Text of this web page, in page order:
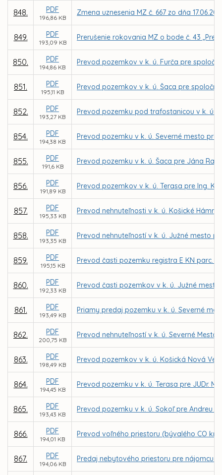
848. PDF
196,86 KB
Zmena uznesenia MZ č. 667 zo dňa
849. PDF
193,09 KB
Prerušenie rokovania MZ o bode č. 43
850. PDF
194,86 KB
Prevod pozemkov v k. ú. Furča pre
851. PDF
195,11 KB
Prevod pozemkov v k. ú. Šaca pre
852. PDF
193,27 KB
Prevod pozemku pod trafostanicou v k. ú.
854. PDF
194,38 KB
Prevod pozemku v k. ú. Severné mesto pre
855. PDF
191,6 KB
Prevod pozemku v k. ú. Šaca pre Jána
856. PDF
191,89 KB
Prevod pozemkov v k. ú. Terasa pre Ing.
857. PDF
195,33 KB
Prevod nehnuteľnosti v k. ú. Košické Hámre
858. PDF
193,35 KB
Prevod nehnuteľností v k. ú. Južné mesto
859. PDF
195,15 KB
Prevod časti pozemku registra E KN parc.
860. PDF
192,33 KB
Prevod časti pozemkov v k. ú. Južné mesto
861. PDF
193,49 KB
Priamy predaj pozemku v k. ú. Severné
862. PDF
200,75 KB
Prevod nehnuteľností v k. ú. Severné
863. PDF
198,49 KB
Prevod pozemkov v k. ú. Košická Nová
864. PDF
194,45 KB
Prevod pozemku v k. ú. Terasa pre JUDr.
865. PDF
193,43 KB
Prevod pozemku v k. ú. Sokoľ pre Andreu
866. PDF
194,01 KB
Prevod voľného priestoru (bývalého CO
867. PDF
194,06 KB
Predaj nebytového priestoru pre nájomcu